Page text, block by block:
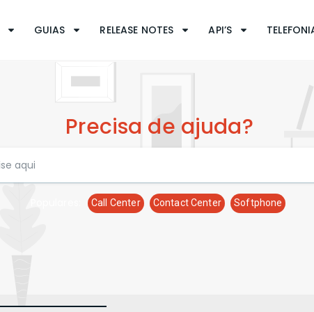
GUIAS RELEASE NOTES API’S
Precisa de ajuda?
Call Center Contact Center Softphone